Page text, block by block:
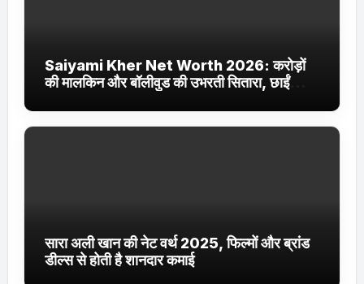
Saiyami Kher Net Worth 2026: करोड़ों
की मालकिन और बॉलीवुड की उभरती सितारा, छाईं
सारा अली खान की नेट वर्थ 2025, फिल्मों और ब्रांड
डील्स से होती है शानदार कमाई